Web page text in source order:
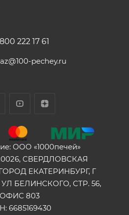
222 17 61
pechey.ru
ООО «1000печей»
СВЕРДЛОВСКАЯ
ЕКАТЕРИНБУРГ, Г
БЕЛИНСКОГО, СТР. 56,
ОФИС 803
6685169430